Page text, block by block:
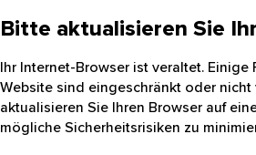
Bitte aktualisieren Sie
Ihr Internet-Browser ist veraltet. Einige
Website sind eingeschränkt oder nicht
aktualisieren Sie Ihren Browser auf
mögliche Sicherheitsrisiken zu